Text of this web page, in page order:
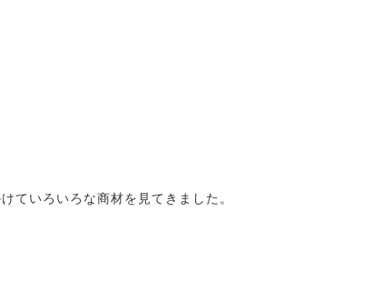
ていろいろな商材を見てきました。